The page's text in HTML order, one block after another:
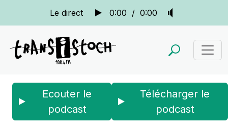
Le direct 0:00 / 0:00
Ecouter le
podcast
Télécharger le
podcast